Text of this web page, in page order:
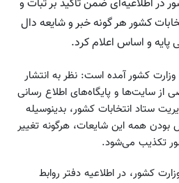
در اطلاعیه‌ای ضمن تأکید بر ثبات و
کشور هر گونه خبر و شایعه دال
پایه و اساس اعلام کرد.
کشور آمده است: نظر به انتشار
از سایت‌ها و پایگاه‌های اطلاع رسانی
ستاد انتخابات کشور، بدینوسیله
بودن همه این شایعات، هرگونه تغییر
تکذیب می‌شود.
کشور،‌ در اطلاعیه دفتر روابط